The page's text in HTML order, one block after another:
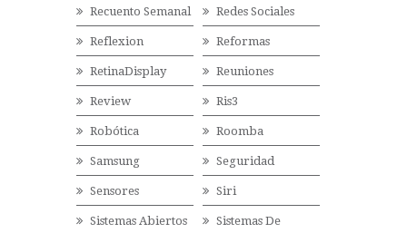
Recuento Semanal Redes Sociales
Reflexion Reformas
RetinaDisplay Reuniones
Review Ris3
Robótica Roomba
Samsung Seguridad
Sensores Siri
Sistemas Abiertos
Sistemas De